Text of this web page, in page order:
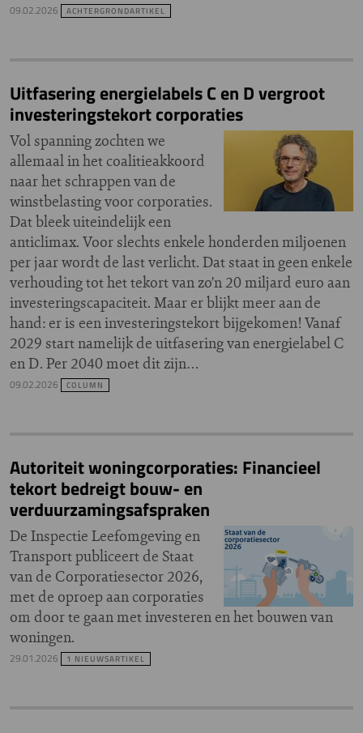
09.02.2026 ACHTERGRONDARTIKEL
Uitfasering energielabels C en D vergroot
investeringstekort corporaties
Vol spanning zochten we
allemaal in het coalitieakkoord
naar het schrappen van de
winstbelasting voor corporaties.
Dat bleek uiteindelijk een
anticlimax. Voor slechts enkele honderden miljoenen
per jaar wordt de last verlicht. Dat staat in geen enkele
verhouding tot het tekort van zo’n 20 miljard euro aan
investeringscapaciteit. Maar er blijkt meer aan de
hand: er is een investeringstekort bijgekomen! Vanaf
2029 start namelijk de uitfasering van energielabel C
en D. Per 2040 moet dit zijn…
09.02.2026 COLUMN
Autoriteit woningcorporaties: Financieel
tekort bedreigt bouw- en
verduurzamingsafspraken
De Inspectie Leefomgeving en
Transport publiceert de Staat
van de Corporatiesector 2026,
met de oproep aan corporaties
om door te gaan met investeren en het bouwen van
woningen.
29.01.2026 1 NIEUWSARTIKEL